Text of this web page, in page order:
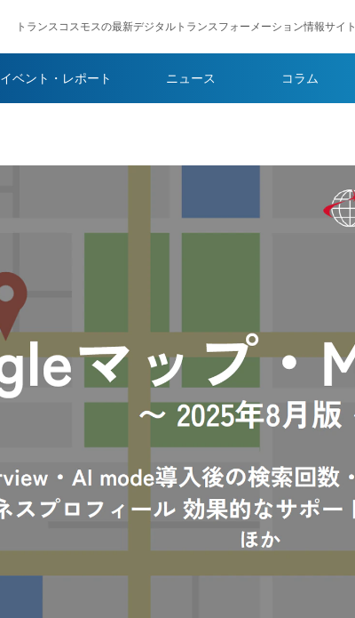
トランスコスモスの最新デジタルトランスフォーメーション情報サイト
イベント・レポート ニュース コラム